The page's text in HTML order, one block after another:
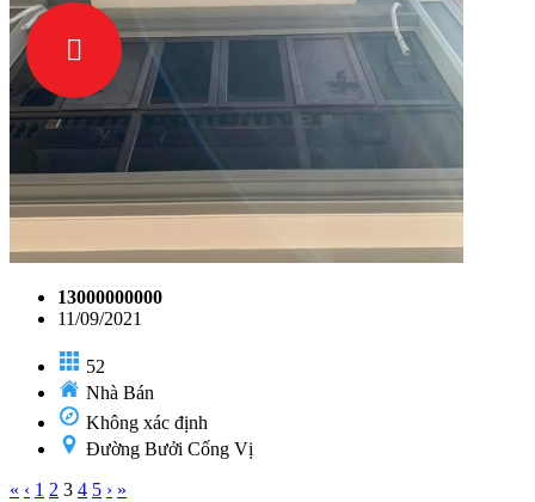
13000000000
11/09/2021
52
Nhà Bán
Không xác định
Đường Bưởi Cống Vị
« ‹ 1 2 3 4 5 › »